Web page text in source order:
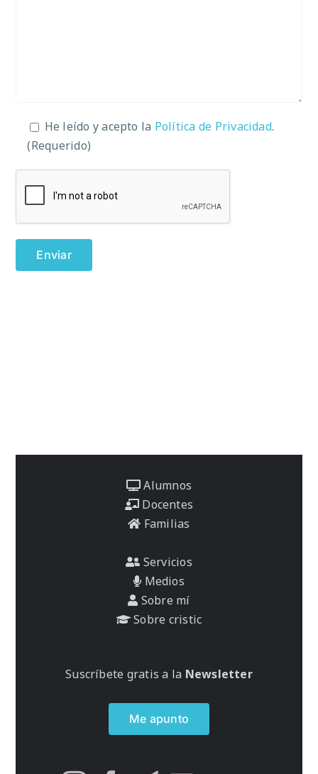
He leído y acepto la Política de Privacidad.
(Requerido)
Alumnos
Docentes
Familias
Servicios
Medios
Sobre mí
Sobre cristic
Suscríbete gratis a la Newsletter
Me apunto